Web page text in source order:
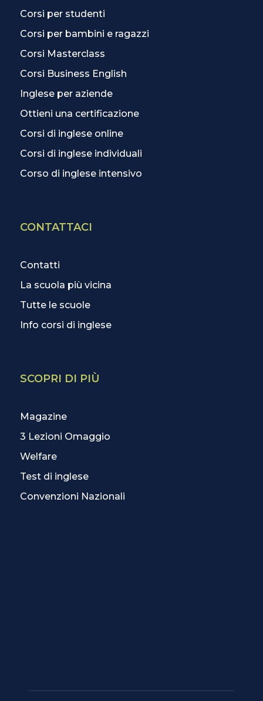
Corsi per studenti
Corsi per bambini e ragazzi
Corsi Masterclass
Corsi Business English
Inglese per aziende
Ottieni una certificazione
Corsi di inglese online
Corsi di inglese individuali
Corso di inglese intensivo
CONTATTACI
Contatti
La scuola più vicina
Tutte le scuole
Info corsi di inglese
SCOPRI DI PIÙ
Magazine
3 Lezioni Omaggio
Welfare
Test di inglese
Convenzioni Nazionali